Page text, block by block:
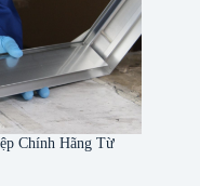
Chính Hãng Từ